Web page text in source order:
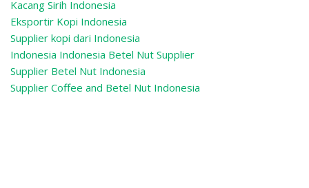
Kacang Sirih Indonesia
Eksportir Kopi Indonesia
Supplier kopi dari Indonesia
Indonesia Indonesia Betel Nut Supplier
Supplier Betel Nut Indonesia
Supplier Coffee and Betel Nut Indonesia